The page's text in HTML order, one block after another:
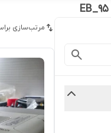
مرتب‌سازی